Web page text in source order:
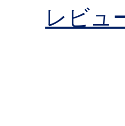
レビュ